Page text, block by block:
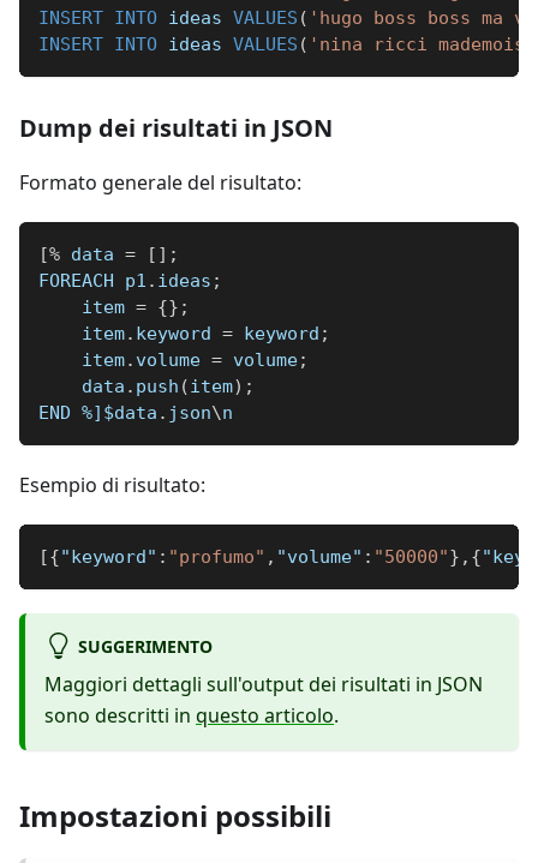
INSERT INTO ideas VALUES ( 'hugo boss boss ma
INSERT INTO ideas VALUES ( 'nina ricci
Dump dei risultati in JSON
Formato generale del risultato:
[% data = [ ] ;
FOREACH p1 . ideas ;
    item
= {} ;
    item
. keyword = keyword ;
    item
. volume = volume;
    data
. push (item) ;
END %] $data . json\n
Esempio di risultato:
[{"keyword" : "profumo" , "volume" : "50000"} , {
SUGGERIMENTO
Maggiori dettagli sull'output dei risultati in JSON
sono descritti in questo articolo.
Impostazioni possibili